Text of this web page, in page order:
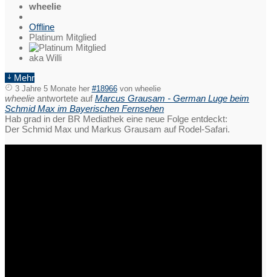
wheelie
Offline
Platinum Mitglied
aka Willi
Mehr
3 Jahre 5 Monate her #18966 von wheelie
wheelie antwortete aufMarcus Grausam - German Luge beim
Schmid Max im Bayerischen Fernsehen
Hab grad in der BR Mediathek eine neue Folge entdeckt:
Der Schmid Max und Markus Grausam auf Rodel-Safari.